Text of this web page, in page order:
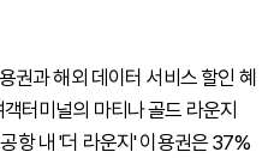
권과 해외 데이터 서비스 할인 혜
터미널의 마티나 골드 라운지
항 내 '더 라운지' 이용권은 37%